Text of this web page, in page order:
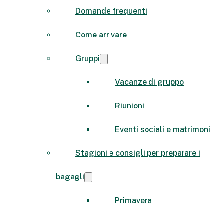
Domande frequenti
Come arrivare
Gruppi
Vacanze di gruppo
Riunioni
Eventi sociali e matrimoni
Stagioni e consigli per preparare i
bagagli
Primavera